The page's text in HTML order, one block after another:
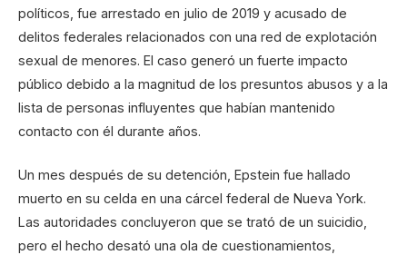
políticos, fue arrestado en julio de 2019 y acusado de
delitos federales relacionados con una red de explotación
sexual de menores. El caso generó un fuerte impacto
público debido a la magnitud de los presuntos abusos y a la
lista de personas influyentes que habían mantenido
contacto con él durante años.
Un mes después de su detención, Epstein fue hallado
muerto en su celda en una cárcel federal de Nueva York.
Las autoridades concluyeron que se trató de un suicidio,
pero el hecho desató una ola de cuestionamientos,